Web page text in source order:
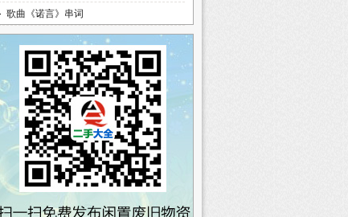
歌曲《诺言》串词